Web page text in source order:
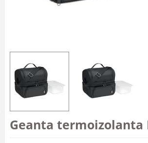
Geanta termoizolanta